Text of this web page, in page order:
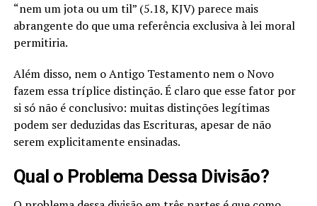
“nem um jota ou um til” (5.18, KJV) parece mais
abrangente do que uma referência exclusiva à lei moral
permitiria.
Além disso, nem o Antigo Testamento nem o Novo
fazem essa tríplice distinção. É claro que esse fator por
si só não é conclusivo: muitas distinções legítimas
podem ser deduzidas das Escrituras, apesar de não
serem explicitamente ensinadas.
Qual o Problema Dessa Divisão?